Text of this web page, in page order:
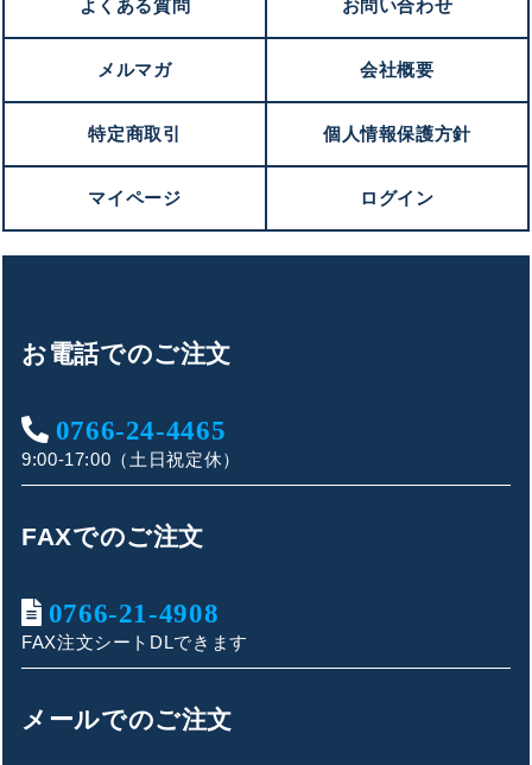
キンショウお問い合わせサポート
こんにちは！
お買い物やお問い合わせ相談のサポートをさせていただい
よくある質問 お問い合わせ
メルマガ 会社概要
特定商取引 個人情報保護方針
マイページ ログイン
お電話でのご注文
0766-24-4465
9:00-17:00（土日祝定休）
FAXでのご注文
0766-21-4908
FAX注文シートDLできます
メールでのご注文